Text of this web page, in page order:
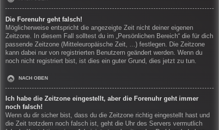
Die Forenuhr geht falsch!
Möglicherweise entspricht die angezeigte Zeit nicht deiner eigenen
Zeitzone. In diesem Fall solltest du im „Persönlichen Bereich“ die für dich
passende Zeitzone (Mitteleuropäische Zeit, ...) festlegen. Die Zeitzone
kann dabei nur von registrierten Benutzern geändert werden. Wenn du
noch nicht registriert bist, ist dies ein guter Grund, dies jetzt zu tun.
NACH OBEN
Ich habe die Zeitzone eingestellt, aber die Forenuhr geht immer
noch falsch!
Wenn du dir sicher bist, dass du die Zeitzone richtig eingestellt hast und
die Zeit trotzdem noch falsch ist, geht die Uhr des Servers vermutlich